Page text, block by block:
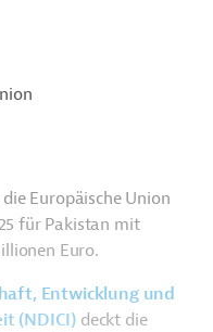
Europäische Union
für Pakistan mit
Euro.
Entwicklung und
(NDICI) deckt die